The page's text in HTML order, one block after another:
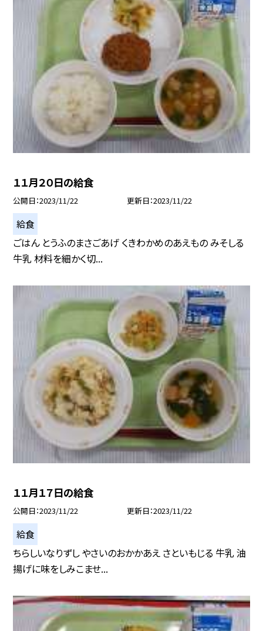
１１月２０日の給食
公開日 2023/11/22 更新日 2023/11/22
給食
ごはん とうふのまさごあげ くきわかめのあえもの みそしる
牛乳 材料を細かく切...
１１月１７日の給食
公開日 2023/11/22 更新日 2023/11/22
給食
ちらしいなりずし やさいのおかかあえ さといもじる 牛乳 油
揚げに味をしみこませ...